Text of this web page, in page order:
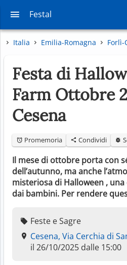
Festal
Italia Emilia-Romagna Forlì-
Festa di
Farm Ottobre
Cesena
Promemoria Condividi
Il mese di ottobre porta con
dell’autunno, ma anche
misteriosa di Halloween ,
dai bambini. Per rendere
Feste e Sagre
Cesena, Via Cerchia di
il 26/10/2025 dalle 15:00